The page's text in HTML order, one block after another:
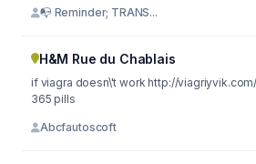
📭 Reminder; TRANS...
H&M Rue du Chablais
if viagra doesn\'t work http://viagriyvik.com/ viagra with dapoxetine
365 pills
Abcfautoscoft